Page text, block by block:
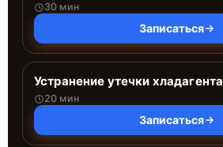
30 мин
Записаться
Устранение утечки хладагента
20 мин
Записаться